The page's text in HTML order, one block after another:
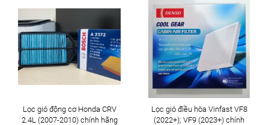
Lọc gió động cơ Honda CRV
2.4L (2007-2010) chính hãng
Lọc gió điều hòa Vinfast VF8
(2022+); VF9 (2023+) chính